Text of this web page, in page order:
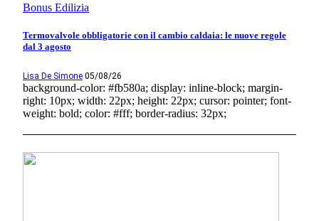
Bonus Edilizia
Termovalvole obbligatorie con il cambio caldaia: le nuove regole
dal 3 agosto
Lisa De Simone 05/08/26
background-color: #fb580a; display: inline-block; margin-
right: 10px; width: 22px; height: 22px; cursor: pointer; font-
weight: bold; color: #fff; border-radius: 32px;